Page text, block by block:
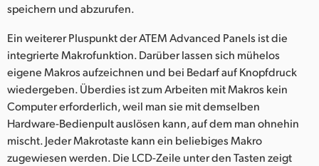
speichern und abzurufen.
Ein weiterer Pluspunkt der ATEM Advanced Panels ist die
integrierte Makrofunktion. Darüber lassen sich mühelos
eigene Makros aufzeichnen und bei Bedarf auf Knopfdruck
wiedergeben. Überdies ist zum Arbeiten mit Makros kein
Computer erforderlich, weil man sie mit demselben
Hardware-Bedienpult auslösen kann, auf dem man ohnehin
mischt. Jeder Makrotaste kann ein beliebiges Makro
zugewiesen werden. Die LCD-Zeile unter den Tasten zeigt